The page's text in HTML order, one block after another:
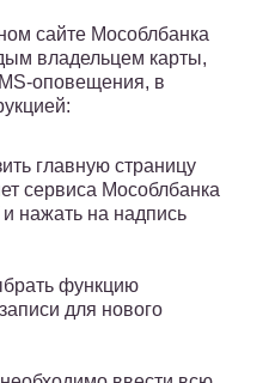
сайте Мособлбанка
владельцем карты,
оповещения, в
главную страницу
сервиса Мособлбанка
и нажать на надпись
функцию
для нового